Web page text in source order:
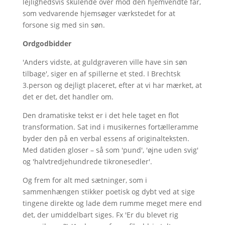
som vedvarende hjemsøger værkstedet for at
forsone sig med sin søn.
Ordgodbidder
'Anders vidste, at guldgraveren ville have sin søn
tilbage', siger en af spillerne et sted. I Brechtsk
3.person og dejligt placeret, efter at vi har mærket, at
det er det, det handler om.
Den dramatiske tekst er i det hele taget en flot
transformation. Sat ind i musikernes fortælleramme
byder den på en verbal essens af originalteksten.
Med datiden gloser – så som 'pund', 'øjne uden svig'
og 'halvtredjehundrede tikronesedler'.
Og frem for alt med sætninger, som i
sammenhængen stikker poetisk og dybt ved at sige
tingene direkte og lade dem rumme meget mere end
det, der umiddelbart siges. Fx 'Er du blevet rig